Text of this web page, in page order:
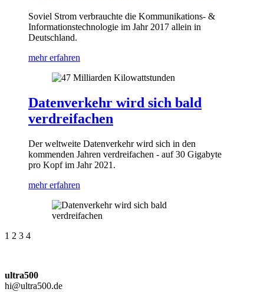
Soviel Strom verbrauchte die Kommunikations- &
Informations­technologie im Jahr 2017 allein in
Deutschland.
mehr erfahren
Datenverkehr wird sich bald
verdreifachen
Der weltweite Datenverkehr wird sich in den
kommenden Jahren verdreifachen - auf 30 Gigabyte
pro Kopf im Jahr 2021.
mehr erfahren
1 2 3 4
ultra500
hi@ultra500.de